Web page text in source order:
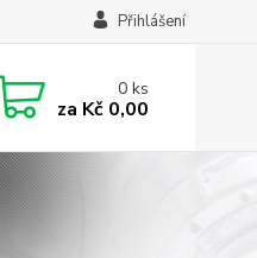
Přihlášení
0ks
za Kč 0,00